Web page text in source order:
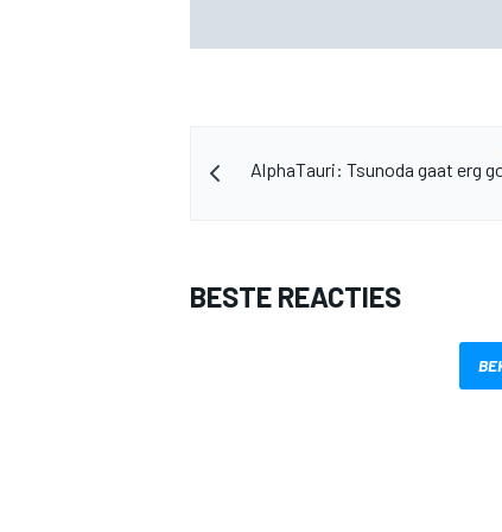
AlphaTauri: Tsunoda gaat erg
BESTE REACTIES